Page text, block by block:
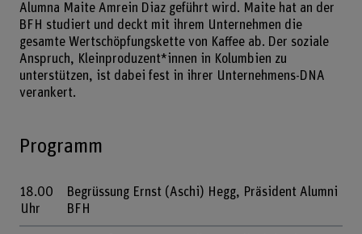
Alumna Maite Amrein Diaz geführt wird. Maite hat an der
BFH studiert und deckt mit ihrem Unternehmen die
gesamte Wertschöpfungskette von Kaffee ab. Der soziale
Anspruch, Kleinproduzent*innen in Kolumbien zu
unterstützen, ist dabei fest in ihrer Unternehmens-DNA
verankert.
Programm
18.00
Uhr
Begrüssung Ernst (Aschi) Hegg, Präsident Alumni
BFH